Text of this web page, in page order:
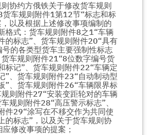
协约方俄铁关于修改货车规则
货车规则附件1第12节“标志和标
以及根据上述修改事项编制的
格式：货车规则附件8之1“车辆
的标志”、货车规则附件20“具有
的各类型货车主要强制性标志
车规则附件21“8位数字编号货
标记”、货车规则附件22“车辆定
”、货车规则附件23“自动制动型
”、货车规则附件26“车辆限界标
则附件27“安装变距轮对的车辆
规则附件28“高压警示标志”、
件29“涂写在不移交作为共同使
的标志”，以及关于货车规则协
修改事项的提案；